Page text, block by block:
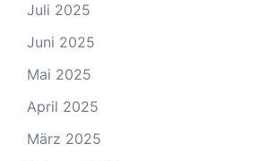
Juli 2025
Juni 2025
Mai 2025
April 2025
März 2025